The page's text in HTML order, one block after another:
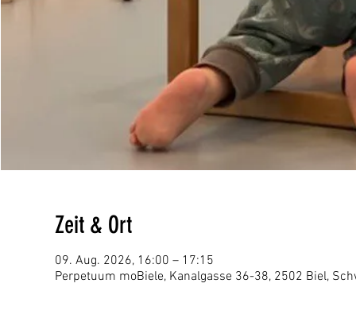
Zeit & Ort
09. Aug. 2026, 16:00 – 17:15
Perpetuum moBiele, Kanalgasse 36-38, 2502 Biel,